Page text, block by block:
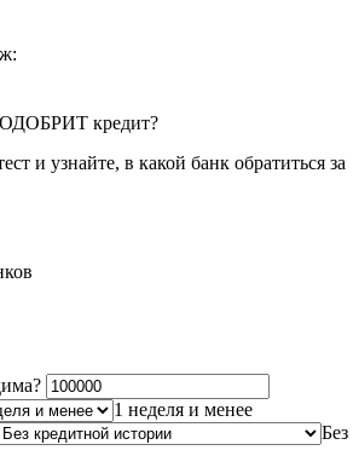
ОДОБРИТ кредит?
и узнайте, в какой банк обратиться за
1 неделя и менее
Без